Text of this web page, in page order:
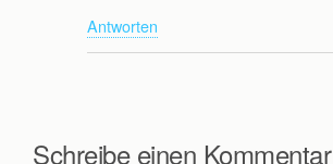
Antworten
Schreibe einen Kommentar